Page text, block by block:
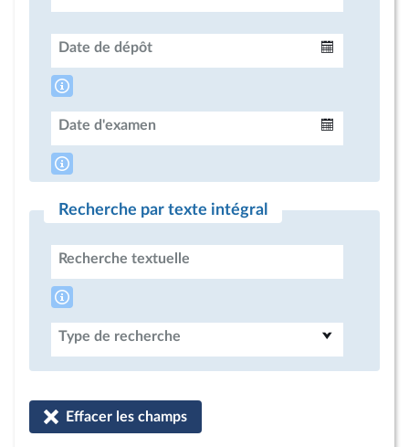
Date de dépôt
Date d'examen
Recherche par texte intégral
Recherche textuelle
Type de recherche
Effacer les champs